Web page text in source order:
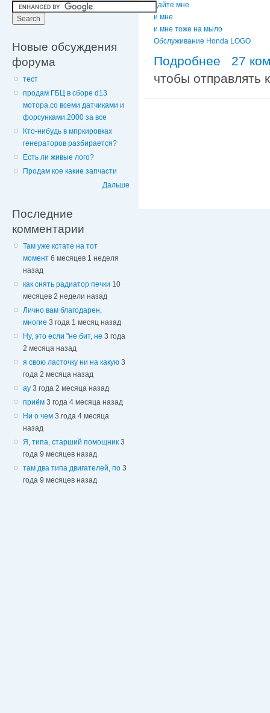
Новые обсуждения
форума
тест
продам ГБЦ в сборе d13
мотора.со всеми датчиками и
форсунками.2000 за все
Кто-нибудь в мпркировках
генераторов разбирается?
Есть ли живые лого?
Продам кое какие запчасти
Дальше
Последние
комментарии
Там уже кстате на тот
момент 6 месяцев 1 неделя
назад
как снять радиатор печки 10
месяцев 2 недели назад
Лично вам благодарен,
многие 3 года 1 месяц назад
Ну, это если "не бит, не 3 года
2 месяца назад
я свою ласточку ни на какую 3
года 2 месяца назад
ау 3 года 2 месяца назад
приём 3 года 4 месяца назад
Ни о чем 3 года 4 месяца
назад
Я, типа, старший помощник 3
года 9 месяцев назад
там два типа двигателей, по 3
года 9 месяцев назад
дайте мне
и мне
и мне тоже на мыло
Обслуживание Honda LOGO
Подробнее о КНИГУ ПО
27
чтобы отправлять